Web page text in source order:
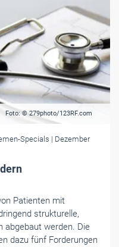
Foto: © 279photo/123RF.com
Specials | Dezember
Patienten mit
strukturelle,
abgebaut werden. Die
dazu fünf Forderungen